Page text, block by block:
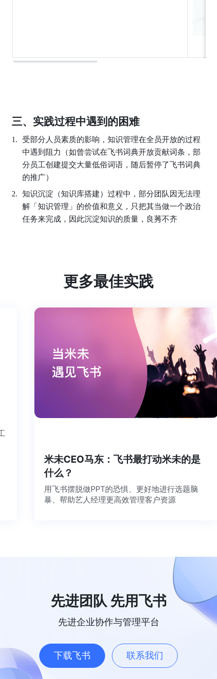
三、实践过程中遇到的困难
受部分人员素质的影响，知识管理在全员开放的过程
中遇到阻力（如曾尝试在飞书词典开放贡献词条，部
分员工创建提交大量低俗词语，随后暂停了飞书词典
的推广）
知识沉淀（知识库搭建）过程中，部分团队因无法理
解「知识管理」的价值和意义，只把其当做一个政治
任务来完成，因此沉淀知识的质量，良莠不齐
更多最佳实践
工
米未CEO马东：飞书最打动米未的是
什么？
用飞书摆脱做PPT的恐惧、更好地进行选题脑
暴、帮助艺人经理更高效管理客户资源
先进团队 先用飞书
先进企业协作与管理平台
下载飞书 联系我们